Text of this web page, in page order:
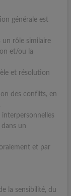
générale est
un rôle similaire
et/ou la
et résolution
des conflits, en
interpersonnelles
un
et par
la sensibilité, du